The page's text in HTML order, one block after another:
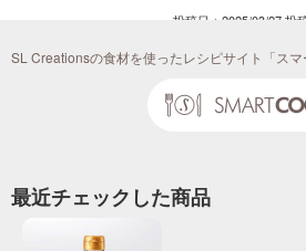
投稿日：2025/03/27 投
南禅寺蒸し 海老
２０２５年 無料お
（３名分）
投稿日：2025/01/20 投
ト）」を使用したレ
SL Creationsの食材を使ったレシピサイト「スマ
最近チェックした商品